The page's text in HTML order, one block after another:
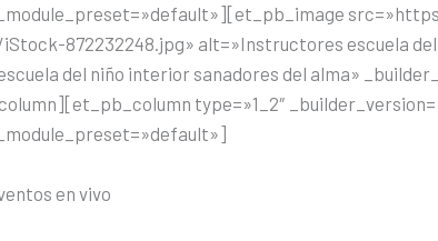
_module_preset=»default»][et_pb_image
872232248.jpg» alt=»Instructores escuela
del niño interior sanadores del alma»
type=»1_2″
en vivo